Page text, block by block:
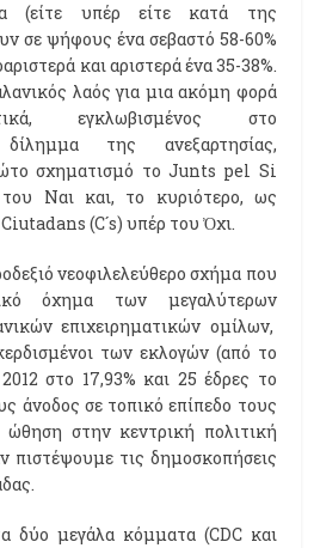
(είτε υπέρ είτε κατά της
σε ψήφους ένα σεβαστό 58-60%
και αριστερά ένα 35-38%.
λαός για μια ακόμη φορά
εγκλωβισμένος στο
δίλημμα της ανεξαρτησίας,
σχηματισμό το Junts pel Si
Ναι και, το κυριότερο, ως
(C´s) υπέρ του Ὀχι.
νεοφιλελεύθερο σχήμα που
όχημα των μεγαλύτερων
επιχειρηματικών ομίλων,
των εκλογών (από το
στο 17,93% και 25 έδρες το
άνοδος σε τοπικό επίπεδο τους
ώθηση στην κεντρική πολιτική
πιστέψουμε τις δημοσκοπήσεις
δύο μεγάλα κόμματα (CDC και